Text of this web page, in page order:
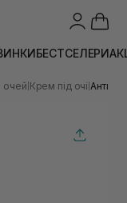
БЕСТСЕЛЕРИ
очей Крем під очі